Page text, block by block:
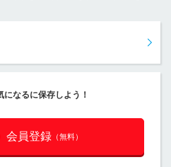
なるに保存しよう！
会員登録 （無料）